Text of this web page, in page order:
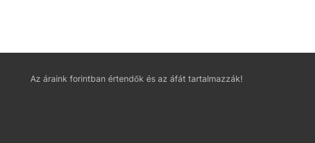
Az áraink forintban értendők és az áfát tartalmazzák!